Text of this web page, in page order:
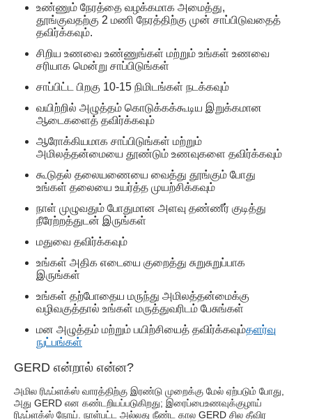
உண்ணும் நேரத்தை வழக்கமாக அமைத்து,
தூங்குவதற்கு 2 மணி நேரத்திற்கு முன் சாப்பிடுவதைத்
தவிர்க்கவும்.
சிறிய உணவை உண்ணுங்கள் மற்றும் உங்கள் உணவை
சரியாக மென்று சாப்பிடுங்கள்
சாப்பிட்ட பிறகு 10-15 நிமிடங்கள் நடக்கவும்
வயிற்றில் அழுத்தம் கொடுக்கக்கூடிய இறுக்கமான
ஆடைகளைத் தவிர்க்கவும்
ஆரோக்கியமாக சாப்பிடுங்கள் மற்றும்
அமிலத்தன்மையை தூண்டும் உணவுகளை தவிர்க்கவும்
கூடுதல் தலையணையை வைத்து தூங்கும் போது
உங்கள் தலையை உயர்த்த முயற்சிக்கவும்
நாள் முழுவதும் போதுமான அளவு தண்ணீர் குடித்து
நீரேற்றத்துடன் இருங்கள்
மதுவை தவிர்க்கவும்
உங்கள் அதிக எடையை குறைத்து சுறுசுறுப்பாக
இருங்கள்
உங்கள் தற்போதைய மருந்து அமிலத்தன்மைக்கு
வழிவகுத்தால் உங்கள் மருத்துவரிடம் பேசுங்கள்
மன அழுத்தம் மற்றும் பயிற்சியைத் தவிர்க்கவும்தளர்வு
நுட்பங்கள்
GERD என்றால் என்ன?
அமில ரிஃப்ளக்ஸ் வாரத்திற்கு இரண்டு முறைக்கு மேல் ஏற்படும் போது, ​​
அது GERD என கண்டறியப்படுகிறது; இரைப்பைஉணவுக்குழாய்
ரிஃப்ளக்ஸ் நோய். நாள்பட்ட அல்லது நீண்ட கால GERD சில தீவிர